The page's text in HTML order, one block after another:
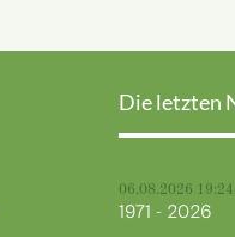
Die letzten
06.08.2026 19:24
1971 - 2026